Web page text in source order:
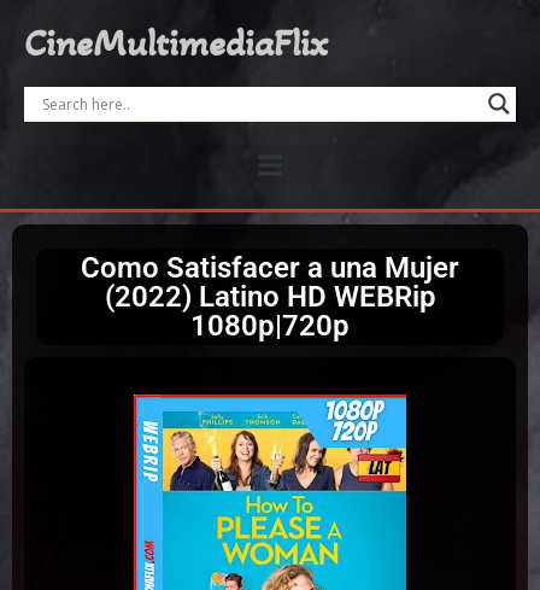
CineMultimediaFlix
Como Satisfacer a una Mujer
(2022) Latino HD WEBRip
1080p|720p